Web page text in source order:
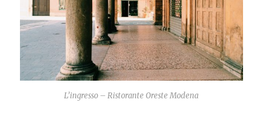
L’ingresso – Ristorante Oreste Modena